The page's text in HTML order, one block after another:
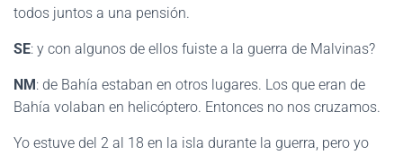
todos juntos a una pensión.
SE: y con algunos de ellos fuiste a la guerra de Malvinas?
NM: de Bahía estaban en otros lugares. Los que eran de
Bahía volaban en helicóptero. Entonces no nos cruzamos.
Yo estuve del 2 al 18 en la isla durante la guerra, pero yo